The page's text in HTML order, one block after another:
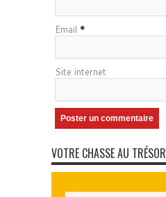
Email *
Site internet
VOTRE CHASSE AU TRÉSOR